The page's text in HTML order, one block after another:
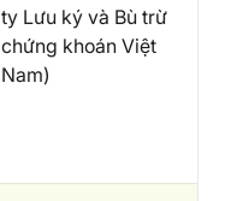
ty Lưu ký và Bù trừ
chứng khoán Việt
Nam)